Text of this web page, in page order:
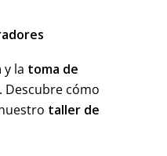
y la toma de
Descubre cómo
taller de